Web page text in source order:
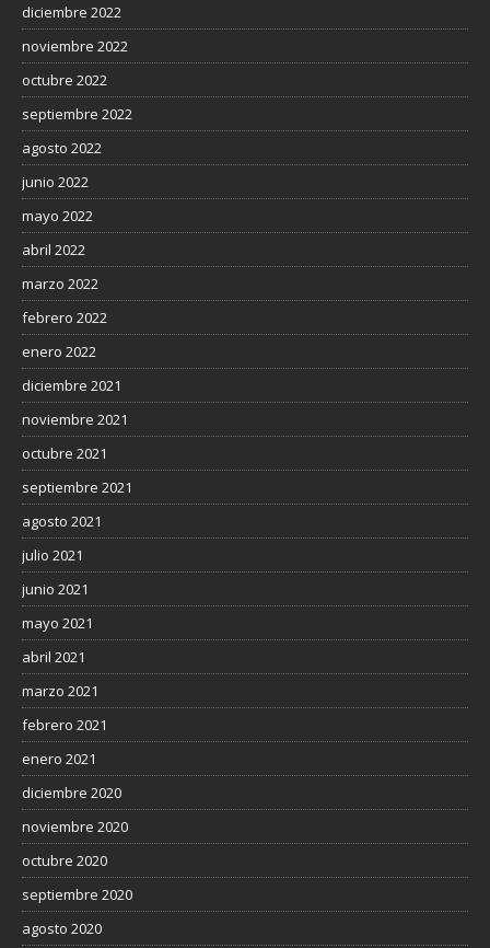
diciembre 2022
noviembre 2022
octubre 2022
septiembre 2022
agosto 2022
junio 2022
mayo 2022
abril 2022
marzo 2022
febrero 2022
enero 2022
diciembre 2021
noviembre 2021
octubre 2021
septiembre 2021
agosto 2021
julio 2021
junio 2021
mayo 2021
abril 2021
marzo 2021
febrero 2021
enero 2021
diciembre 2020
noviembre 2020
octubre 2020
septiembre 2020
agosto 2020